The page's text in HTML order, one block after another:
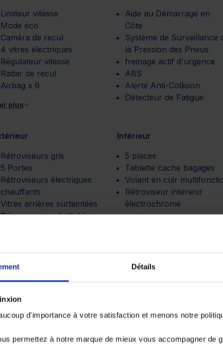
Détails
d'importance à votre satisfaction et menons notre
permettez à notre marque de mieux vous accompagner de
Limiteur vitesse
Mode éco
Caméra de recul
4 vitres électriques
Régulateur vitesse
Radar de recul
Airbag x 6
plus
Aide au Démarrage en
Côte
Système de Surveillance
la Pression des Pneus
freinage actif d'urgence
ABS
Alerte Anti-Collision
Détecteur de Fatigue
Rétroviseurs gris
5 Portes
Rétroviseurs électriques
chauffants
Vitres arrières surteintées
Rétroviseurs rabattables
Intérieur
5 places
Tablette cache bagages
Volant en cuir
Rétroviseur intérieur
électrochrome
Boite de vitesses
ESP